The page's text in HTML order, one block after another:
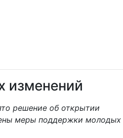
изменений
решение об открытии
меры поддержки молодых